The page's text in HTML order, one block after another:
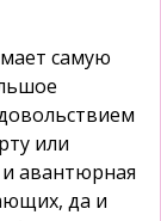
самую
или
авантюрная
да и